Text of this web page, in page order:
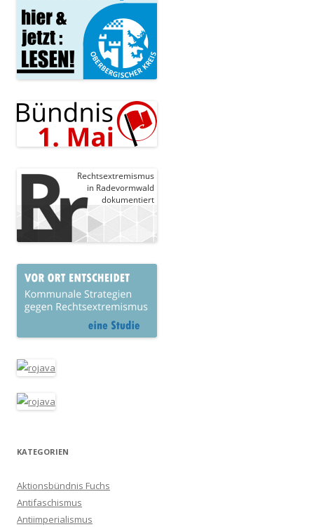
KATEGORIEN
Aktionsbündnis Fuchs
Antifaschismus
Antiimperialismus